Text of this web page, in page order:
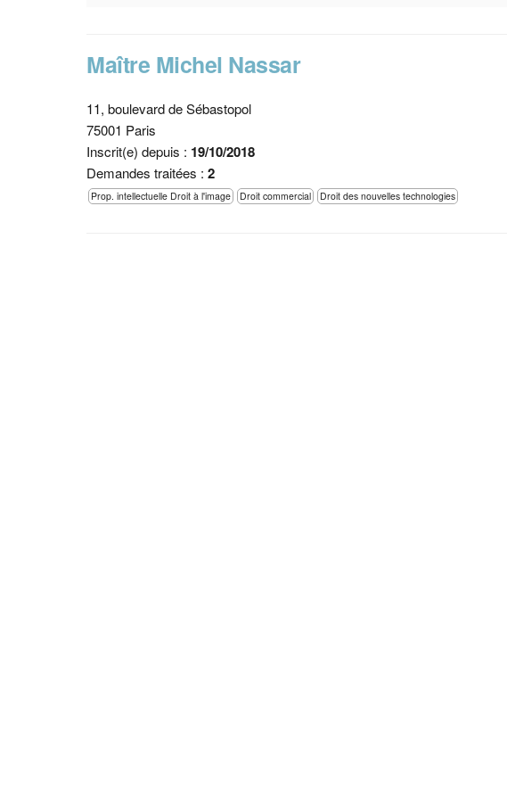
Maître Michel Nassar
11, boulevard de Sébastopol
75001 Paris
Inscrit(e) depuis : 19/10/2018
Demandes traitées :2
Prop. intellectuelle Droit à l'image Droit commercial Droit des nouvelles technologies